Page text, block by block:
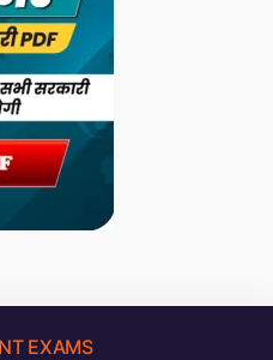
EXAMS